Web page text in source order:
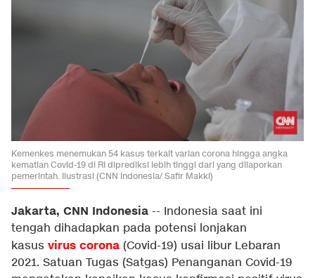
Kemenkes menemukan 54 kasus terkait varian corona hingga angka
kematian Covid-19 di RI diprediksi lebih tinggi dari yang dilaporkan
pemerintah. Ilustrasi (CNN Indonesia/ Safir Makki)
Jakarta, CNN Indonesia -- Indonesia saat ini
tengah dihadapkan pada potensi lonjakan
kasus virus corona (Covid-19) usai libur Lebaran
2021. Satuan Tugas (Satgas) Penanganan Covid-19